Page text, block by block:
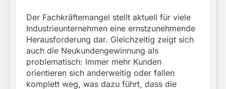
Der Fachkräftemangel stellt aktuell für viele
Industrieunternehmen eine ernstzunehmende
Herausforderung dar. Gleichzeitig zeigt sich
auch die Neukundengewinnung als
problematisch: Immer mehr Kunden
orientieren sich anderweitig oder fallen
komplett weg, was dazu führt, dass die